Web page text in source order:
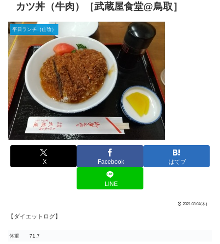
カツ丼（牛肉）［武蔵屋食堂@鳥取］
平日ランチ（山陰）
X Facebook はてブ
LINE
2021.03.04(木)
【ダイエットログ】
体重 71.7